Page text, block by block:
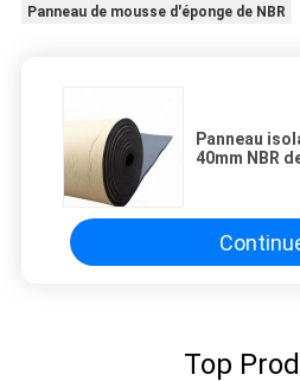
Panneau de mousse d'éponge de NBR
Panneau
40mm NBR
Top